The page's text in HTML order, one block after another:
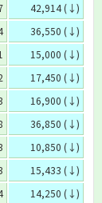
42,914 (↓)
36,550 (↓)
15,000 (↓)
17,450 (↓)
16,900 (↓)
36,850 (↓)
10,850 (↓)
15,433 (↓)
14,250 (↓)